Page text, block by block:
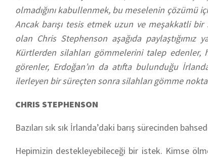
olmadığını kabullenmek, bu meselenin çözümü
Ancak barışı tesis etmek uzun ve meşakkatli
olan Chris Stephenson aşağıda paylaştığımız
Kürtlerden silahları gömmelerini talep
görenler, Erdoğan’ın da atıfta bulunduğu
ilerleyen bir süreçten sonra silahları gömme
CHRIS STEPHENSON
Bazıları sık sık İrlanda’daki barış sürecinden
Hepimizin destekleyebileceği bir istek. Kimse